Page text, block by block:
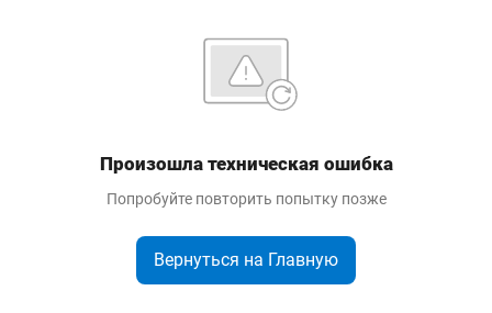
Произошла техническая ошибка
Попробуйте повторить попытку позже
Вернуться на Главную